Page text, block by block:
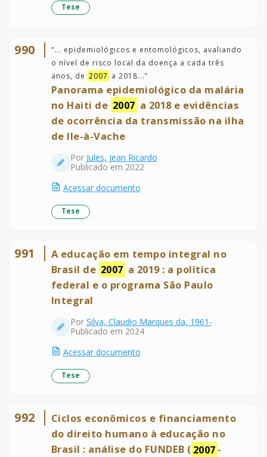
Tese
990 “... epidemiológicos e entomológicos, avaliando
o nível de risco local da doença a cada três
anos, de 2007 a 2018...”
Panorama epidemiológico da malária
no Haiti de 2007 a 2018 e evidências
de ocorrência da transmissão na ilha
de Ile-à-Vache
Por Jules, Jean Ricardo
Publicado em 2022
Acessar documento
Tese
991
A educação em tempo integral no
Brasil de 2007 a 2019 : a política
federal e o programa São Paulo
Integral
Por Silva, Claudio Marques da, 1961-
Publicado em 2024
Acessar documento
Tese
992
Ciclos econômicos e financiamento
do direito humano à educação no
Brasil : análise do FUNDEB ( 2007 -